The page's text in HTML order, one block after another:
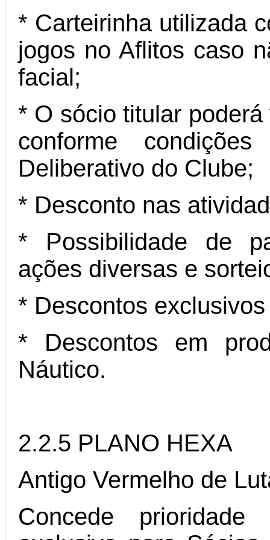
* Carteirinha utilizada
jogos no Aflitos caso
facial;
* O sócio titular
conforme
Deliberativo do Clube;
* Desconto nas
* Possibilidade de
ações diversas e
* Descontos
* Descontos em
Náutico.
2.2.5 PLANO HEXA
Antigo Vermelho de
Concede